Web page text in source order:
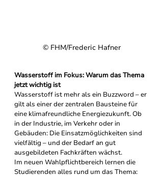
© FHM/Frederic Hafner
Wasserstoff im Fokus: Warum das Thema
jetzt wichtig ist
Wasserstoff ist mehr als ein Buzzword – er
gilt als einer der zentralen Bausteine für
eine klimafreundliche Energiezukunft. Ob
in der Industrie, im Verkehr oder in
Gebäuden: Die Einsatzmöglichkeiten sind
vielfältig – und der Bedarf an gut
ausgebildeten Fachkräften wächst.
Im neuen Wahlpflichtbereich lernen die
Studierenden alles rund um das Thema: